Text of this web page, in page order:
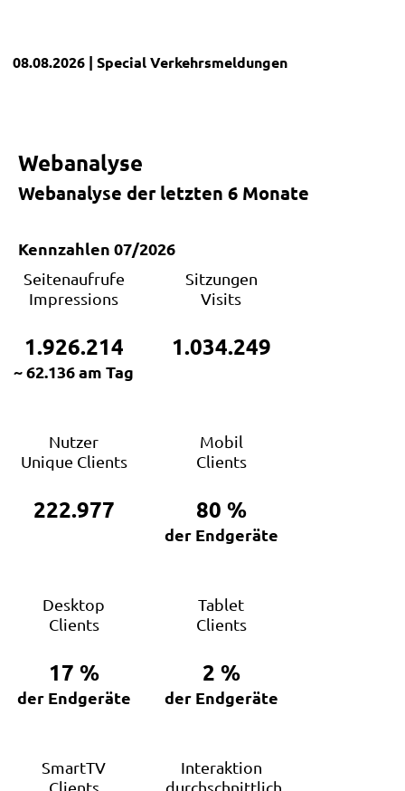
08.08.2026 | SpecialVerkehrsmeldungen
Webanalyse
Webanalyse der letzten 6 Monate
Kennzahlen 07/2026
Seitenaufrufe
Impressions
1.926.214
~ 62.136 am Tag
Sitzungen
Visits
1.034.249
Nutzer
Unique Clients
222.977
Mobil
Clients
80 %
der Endgeräte
Desktop
Clients
17 %
der Endgeräte
Tablet
Clients
2 %
der Endgeräte
SmartTV
Clients
Interaktion
durchschnittlich